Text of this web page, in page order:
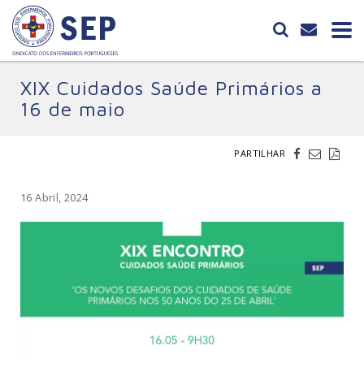
XIX Cuidados Saúde Primários a
16 de maio
PARTILHAR
16 Abril, 2024